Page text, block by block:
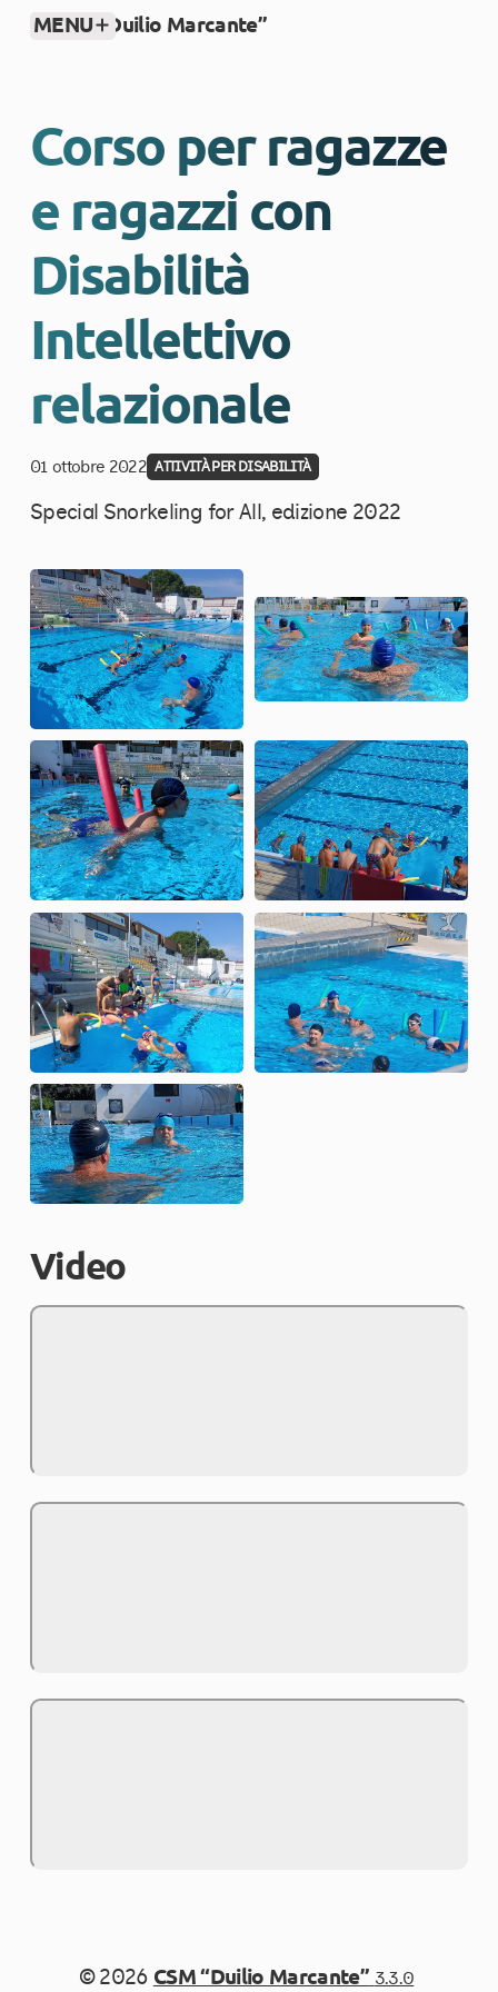
Salta al contenuto
CSM “Duilio Marcante”
MENU
Corso per ragazze
e ragazzi con
Disabilità
Intellettivo
relazionale
01 ottobre 2022 ATTIVITÀ PER DISABILITÀ
Special Snorkeling for All, edizione 2022
Video
© 2026 CSM “Duilio Marcante” 3.3.0